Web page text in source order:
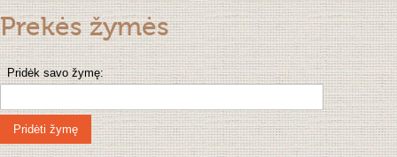
Prekės žymės
Pridėk savo žymę:
Pridėti žymę